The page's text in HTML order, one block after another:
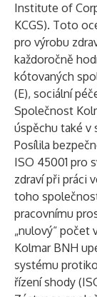
Institute of
KCGS). Toto
pro výrobu
každoročně
kótovaných
(E), sociální
Společnost
úspěchu také v
Posílila
ISO 45001 pro
zdraví při práci
toho
pracovnímu
„nulový“ počet
Kolmar BNH
systému
řízení shody